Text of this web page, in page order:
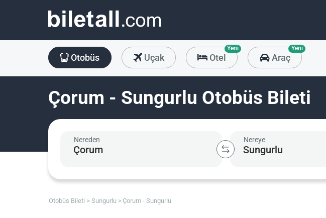
Otobüs Uçak Otel
Yeni
Araç
Yeni
Çorum - Sungurlu Otobüs Bileti
Nereden Nereye
Otobüs Bileti Sungurlu Çorum - Sungurlu